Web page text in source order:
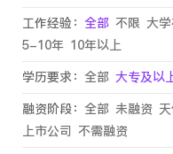
工作经验： 全部 不限 大
5-10年 10年以上
学历要求： 全部 大专及以
融资阶段： 全部 未融资
上市公司 不需融资